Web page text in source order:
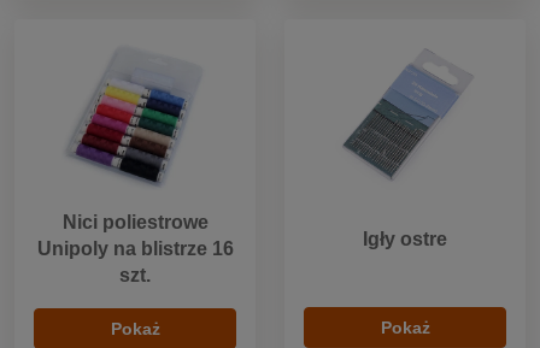
Nici poliestrowe
Unipoly na blistrze 16
szt.
Pokaż
Igły ostre
Pokaż